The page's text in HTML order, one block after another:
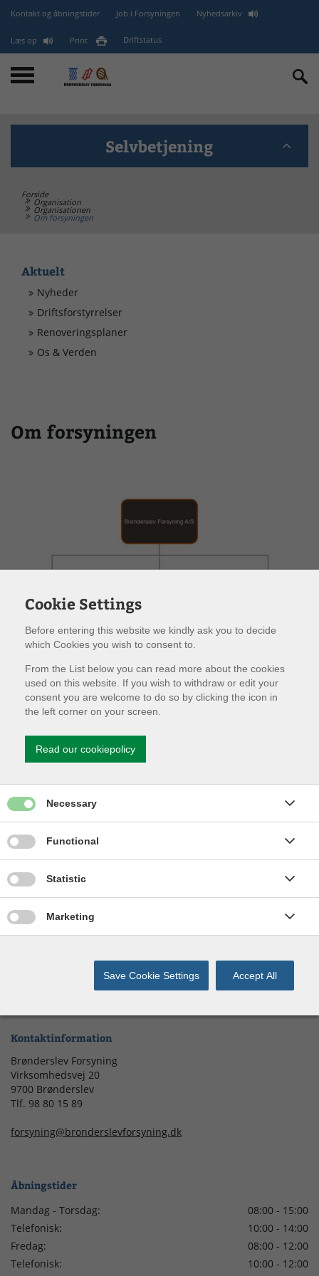
Kontakt og åbningstider Job i Forsyningen Nyhedsarkiv
Læs op Print Driftstatus
Selvbetjening
BANK - GLN (EAN) - CVR
Driftsforstyrrelser
Forside
Organisation
Organisationen
Om forsyningen
Aktuelt
Nyheder
Driftsforstyrrelser
Renoveringsplaner
Os & Verden
Om forsyningen
Selskabsdiagram
Vi leverer vand, varme og renser spildevand
Brønderslev Forsyning A/S er et 100% kommunalt ejet
holdingselskab. Bestyrelsen for Brønderslev Forsyning består
af repræsentanter fra Byrådet og medarbejdere, mens
datterselskaberne består af byrådspolitikere og
Alle medarbejdere er ansat i holdingselskabet. Der er i dag
ca. 34 ansatte, som professionelt forestår drift, administration
Læs mere om datterselskaberne
Nyttige Links
Forsyningen på Facebook
Job i Forsyningen
Kontaktinformation
Brønderslev Forsyning
Virksomhedsvej 20
9700 Brønderslev
Tlf. 98 80 15 89
forsyning@bronderslevforsyning.dk
Åbningstider
Mandag - Torsdag:
08:00 - 15:00
Telefonisk:
10:00 - 14:00
Fredag:
08:00 - 12:00
Telefonisk:
10:00 - 12:00
Cookie Settings
Before entering this website we kindly ask you to decide
which Cookies you wish to consent to.
From the List below you can read more about the cookies
used on this website. If you wish to withdraw or edit your
consent you are welcome to do so by clicking the icon in
the left corner on your screen.
Read our cookiepolicy
Necessary
Give permission for Necessary cookies
Functional
Give permission for Functionality cookies
Statistic
Give permission for Statistics cookies
Marketing
Give permission for Marketing cookies
Save Cookie Settings Accept All